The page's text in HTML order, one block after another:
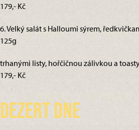
179,- Kč
6. Velký salát s Halloumi sýrem,
125g
trhanými listy, hořčičnou zálivkou a toasty
179,- Kč
Dezert dne